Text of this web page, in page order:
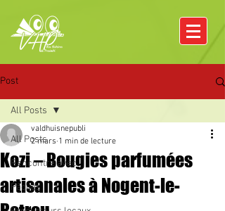
Post
All Posts
Rencontre avec
Pâques
All Posts
Kozi – Bougies parfumées
artisanales à Nogent-le-
valdhuisnepubli
2 mars 1 min de lecture